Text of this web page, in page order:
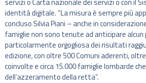
identità digitale. “La misura è sempre più
concluso Silvia Piani – anche in
famiglie non sono tenute ad anticipare alcun
particolarmente orgogliosa dei risultati
edizione, con oltre 500 Comuni aderenti,
coinvolte e circa 15.000 famiglie lombarde
dell’azzeramento della retta”.